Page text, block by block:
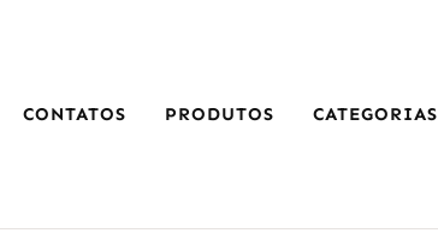
CONTATOS PRODUTOS CATEGORIAS